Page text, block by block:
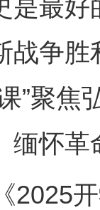
是最
战争
”聚焦
缅怀
开